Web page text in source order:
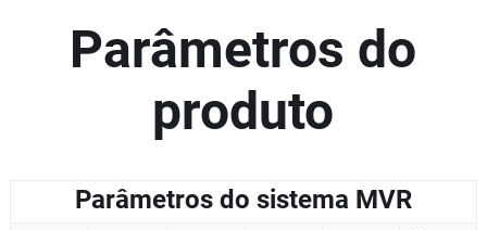
Parâmetros do
produto
Parâmetros do sistema MVR